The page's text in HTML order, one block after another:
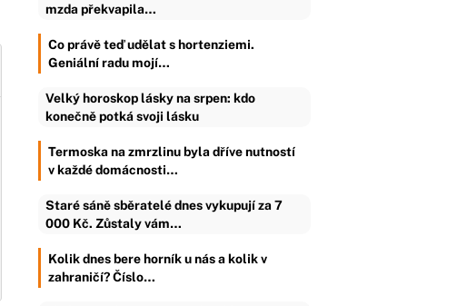
mzda překvapila…
Co právě teď udělat s hortenziemi.
Geniální radu mojí…
Velký horoskop lásky na srpen: kdo
konečně potká svoji lásku
Termoska na zmrzlinu byla dříve nutností
v každé domácnosti…
Staré sáně sběratelé dnes vykupují za 7
000 Kč. Zůstaly vám…
Kolik dnes bere horník u nás a kolik v
zahraničí? Číslo…